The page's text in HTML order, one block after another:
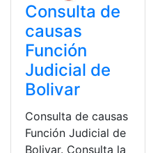
Consulta de
causas
Función
Judicial de
Bolivar
Consulta de causas
Función Judicial de
Bolivar. Consulta la